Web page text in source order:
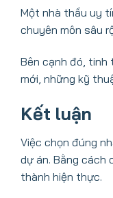
Một nhà thầu uy
chuyên môn sâu
Bên cạnh đó, tinh
mới, những kỹ
Kết luận
Việc chọn đúng
dự án. Bằng cách
thành hiện thực.